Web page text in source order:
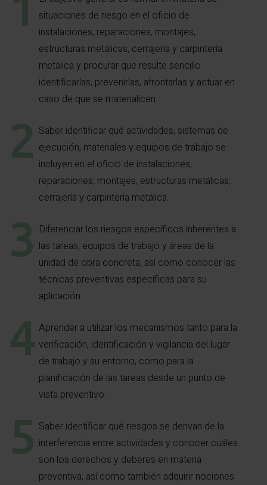
situaciones de riesgo en el oficio de
instalaciones, reparaciones, montajes,
estructuras metálicas, cerrajería y carpintería
metálica y procurar que resulte sencillo
identificarlas, prevenirlas, afrontarlas y actuar en
caso de que se materialicen.
Saber identificar qué actividades, sistemas de
ejecución, materiales y equipos de trabajo se
incluyen en el oficio de instalaciones,
reparaciones, montajes, estructuras metálicas,
cerrajería y carpintería metálica.
Diferenciar los riesgos específicos inherentes a
las tareas, equipos de trabajo y áreas de la
unidad de obra concreta, así como conocer las
técnicas preventivas específicas para su
aplicación.
Aprender a utilizar los mecanismos tanto para la
verificación, identificación y vigilancia del lugar
de trabajo y su entorno, como para la
planificación de las tareas desde un punto de
vista preventivo.
Saber identificar qué riesgos se derivan de la
interferencia entre actividades y conocer cuáles
son los derechos y deberes en materia
preventiva, así como también adquirir nociones